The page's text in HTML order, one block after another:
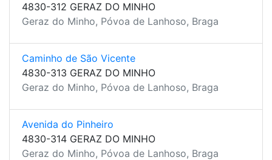
4830-312 GERAZ DO MINHO
Geraz do Minho, Póvoa de Lanhoso, Braga
Caminho de São Vicente
4830-313 GERAZ DO MINHO
Geraz do Minho, Póvoa de Lanhoso, Braga
Avenida do Pinheiro
4830-314 GERAZ DO MINHO
Geraz do Minho, Póvoa de Lanhoso, Braga